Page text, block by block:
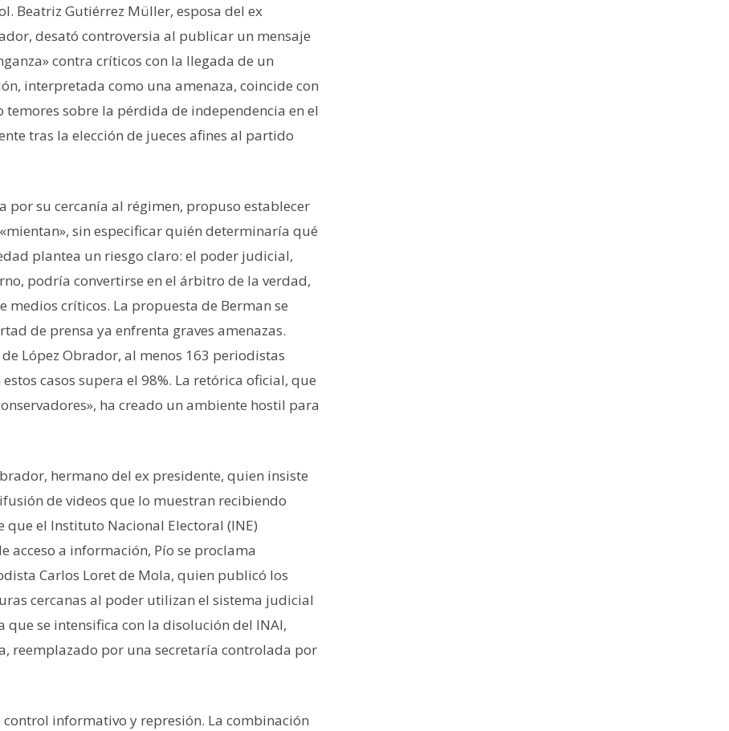
Beatriz Gutiérrez Müller, esposa del ex
desató controversia al publicar un mensaje
contra críticos con la llegada de un
interpretada como una amenaza, coincide con
sobre la pérdida de independencia en el
tras la elección de jueces afines al partido
por su cercanía al régimen, propuso establecer
sin especificar quién determinaría qué
plantea un riesgo claro: el poder judicial,
podría convertirse en el árbitro de la verdad,
críticos. La propuesta de Berman se
de prensa ya enfrenta graves amenazas.
López Obrador, al menos 163 periodistas
casos supera el 98%. La retórica oficial, que
ha creado un ambiente hostil para
hermano del ex presidente, quien insiste
de videos que lo muestran recibiendo
el Instituto Nacional Electoral (INE)
acceso a información, Pío se proclama
Carlos Loret de Mola, quien publicó los
cercanas al poder utilizan el sistema judicial
se intensifica con la disolución del INAI,
reemplazado por una secretaría controlada por
informativo y represión. La combinación